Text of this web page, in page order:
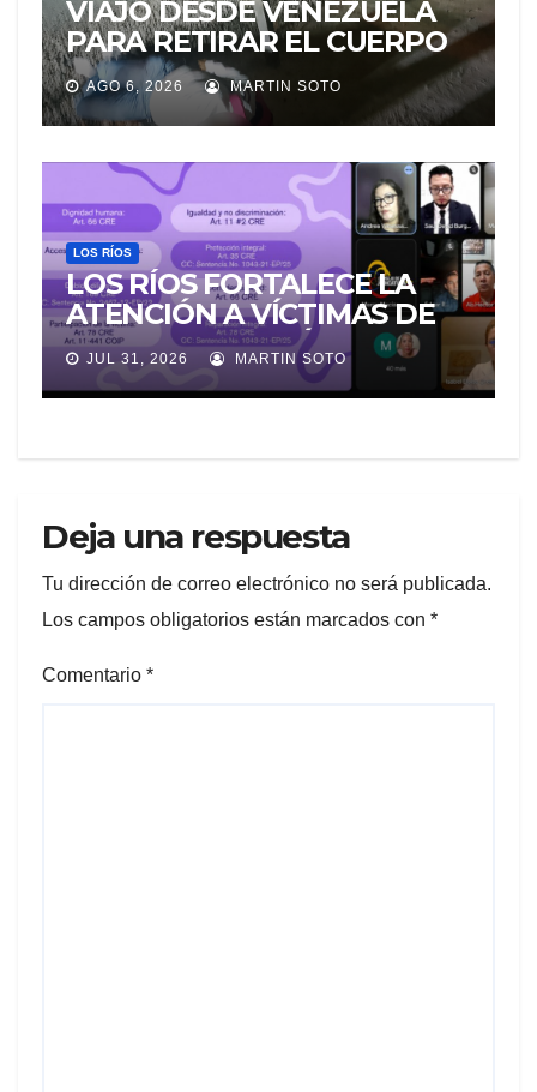
VIAJÓ DESDE VENEZUELA
PARA RETIRAR EL CUERPO
DE SU MARIDO QUE
PERMANECIÓ SEIS DÍAS EN
LA MORGUE
AGO 6, 2026 MARTIN SOTO
LOS RÍOS
LOS RÍOS FORTALECE LA
ATENCIÓN A VÍCTIMAS DE
VIOLENCIA DE GÉNERO
PARA EVITAR LA
REVICTIMIZACIÓN
JUL 31, 2026 MARTIN SOTO
Deja una respuesta
Tu dirección de correo electrónico no será publicada.
Los campos obligatorios están marcados con *
Comentario *